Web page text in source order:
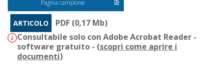
Pagina campione
ARTICOLO
PDF (0,17 Mb)
Consultabile solo con Adobe Acrobat Reader -
software gratuito - (scopri come aprire i
documenti)